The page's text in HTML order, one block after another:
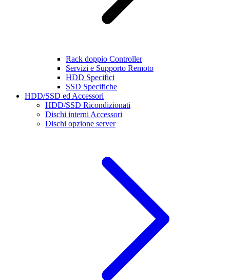
Rack doppio Controller
Servizi e Supporto Remoto
HDD Specifici
SSD Specifiche
HDD/SSD ed Accessori
HDD/SSD Ricondizionati
Dischi interni Accessori
Dischi opzione server